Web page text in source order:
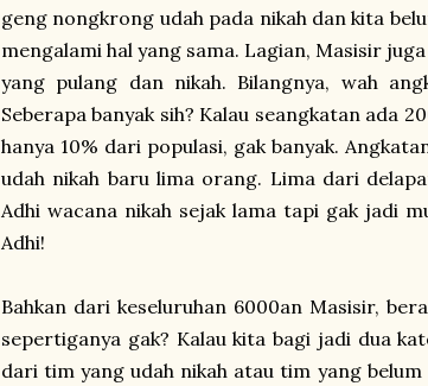
geng nongkrong udah pada nikah dan kita
mengalami hal yang sama. Lagian, Masisir
yang pulang dan nikah. Bilangnya, wah
Seberapa banyak sih? Kalau seangkatan ada
hanya 10% dari populasi, gak banyak.
udah nikah baru lima orang. Lima dari
Adhi wacana nikah sejak lama tapi gak jadi
Adhi!
Bahkan dari keseluruhan 6000an Masisir,
sepertiganya gak? Kalau kita bagi jadi dua
dari tim yang udah nikah atau tim yang